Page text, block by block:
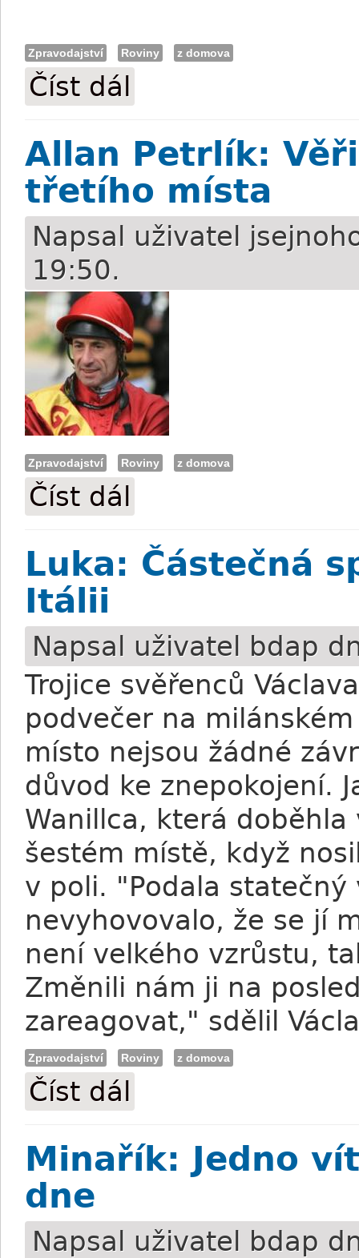
Zpravodajství Roviny z domova
Číst dál
Allan Petrlík:
třetího místa
Napsal uživatel
19:50.
Zpravodajství Roviny z domova
Číst dál
Luka: Částečná
Itálii
Napsal uživatel bdap
Trojice svěřenců
podvečer na
místo nejsou žádné
důvod ke znepokojení.
Wanillca, která
šestém místě, když
v poli. "Podala
nevyhovovalo, že se jí
není velkého vzrůstu,
Změnili nám ji na
zareagovat," sdělil
Zpravodajství Roviny z domova
Číst dál
Minařík: Jedno
dne
Napsal uživatel bdap